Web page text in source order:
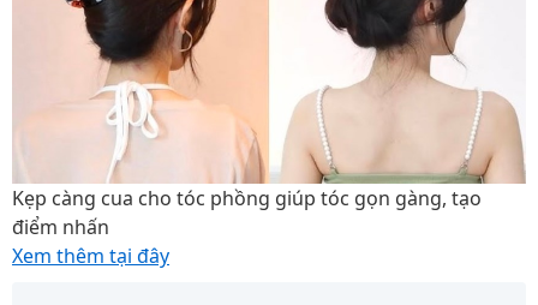
Kẹp càng cua cho tóc phồng giúp tóc gọn gàng, tạo
điểm nhấn
Xem thêm tại đây